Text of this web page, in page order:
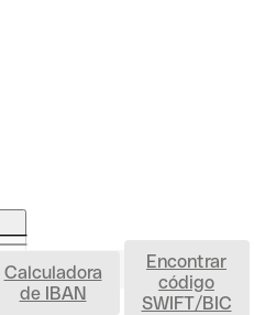
IBAN
Calculadora
de IBAN
Encontrar
código
SWIFT/BIC